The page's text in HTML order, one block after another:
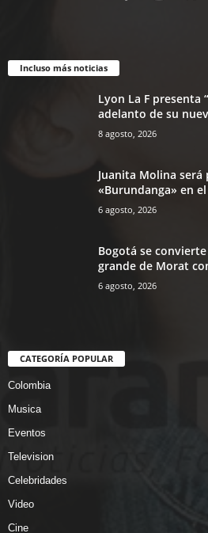
Incluso más noticias
Lyon La F presenta
adelanto de su
8 agosto, 2026
Juanita Molina
«Burundanga» en
6 agosto, 2026
Bogotá se
grande de Morat
6 agosto, 2026
CATEGORÍA POPULAR
Colombia
Musica
Eventos
Television
Celebridades
Video
Cine